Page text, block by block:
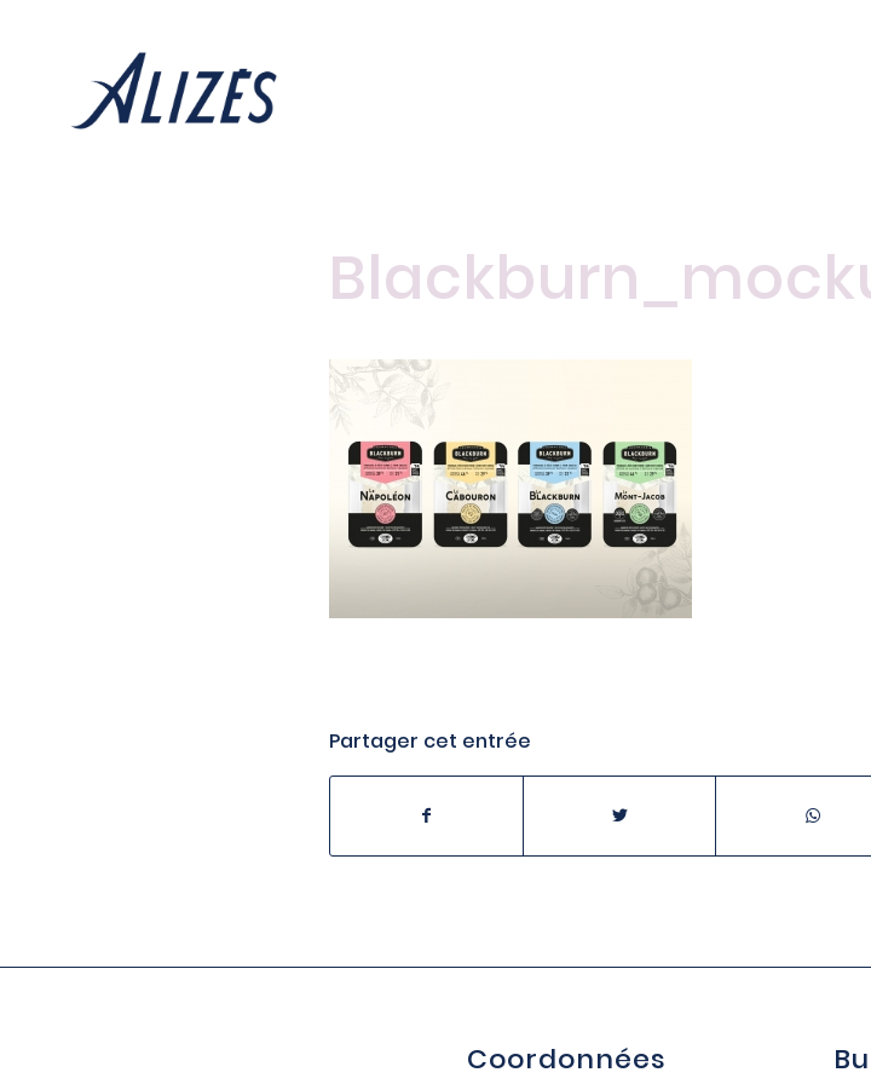
Partager cet entrée
Coordonnées